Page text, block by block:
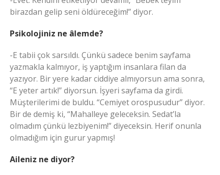
birazdan gelip seni öldüreceğim!” diyor.
Psikolojiniz ne âlemde?
-E tabii çok sarsıldı. Çünkü sadece benim sayfama
yazmakla kalmıyor, iş yaptığım insanlara filan da
yazıyor. Bir yere kadar ciddiye almıyorsun ama sonra,
“E yeter artık!” diyorsun. İşyeri sayfama da girdi.
Müşterilerimi de buldu. “Cemiyet orospusudur” diyor.
Bir de demiş ki, “Mahalleye geleceksin. Sedat’la
olmadım çünkü lezbiyenim!” diyeceksin. Herif onunla
olmadığım için gurur yapmış!
Aileniz ne diyor?